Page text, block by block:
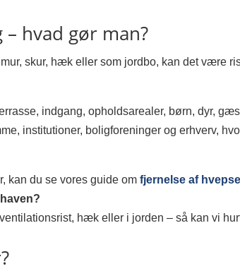
hvad gør man?
skur, hæk eller som jordbo, kan det være
indgang, opholdsarealer, børn, dyr,
institutioner, boligforeninger og erhverv,
kan du se vores guide omfjernelse af
hæk eller i jorden – så kan vi